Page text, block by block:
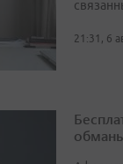
21:31, 6